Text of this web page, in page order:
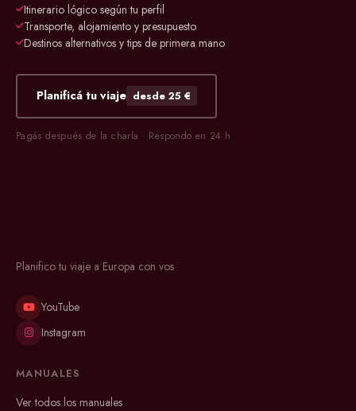
Itinerario lógico según tu perfil
Transporte, alojamiento y presupuesto
Destinos alternativos y tips de primera mano
Planificá tu viaje desde 25 €
Pagás después de la charla · Respondo en 24 h
Planifico tu viaje a Europa con vos
YouTube
Instagram
MANUALES
Ver todos los manuales